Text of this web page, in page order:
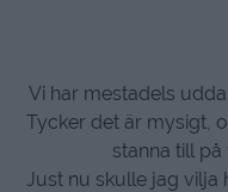
Vi har mestadels
Tycker det är mysigt,
stanna till
Just nu skulle jag vilja